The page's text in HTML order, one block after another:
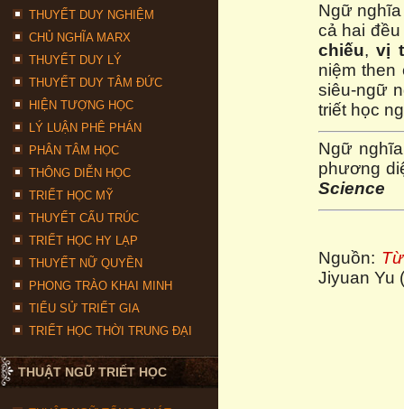
THUYẾT DUY NGHIỆM
CHỦ NGHĨA MARX
THUYẾT DUY LÝ
THUYẾT DUY TÂM ĐỨC
HIỆN TƯỢNG HỌC
LÝ LUẬN PHÊ PHÁN
PHÂN TÂM HỌC
THÔNG DIỄN HỌC
TRIẾT HỌC MỸ
THUYẾT CẤU TRÚC
TRIẾT HỌC HY LẠP
THUYẾT NỮ QUYỀN
PHONG TRÀO KHAI MINH
TIỂU SỬ TRIẾT GIA
TRIẾT HỌC THỜI TRUNG ĐẠI
THUẬT NGỮ TRIẾT HỌC
Ngữ
cả hai
chiếu,vị
niệm then
siêu-ngữ
triết học
Ngữ
phương
Science
Nguồn:
Jiyuan Yu